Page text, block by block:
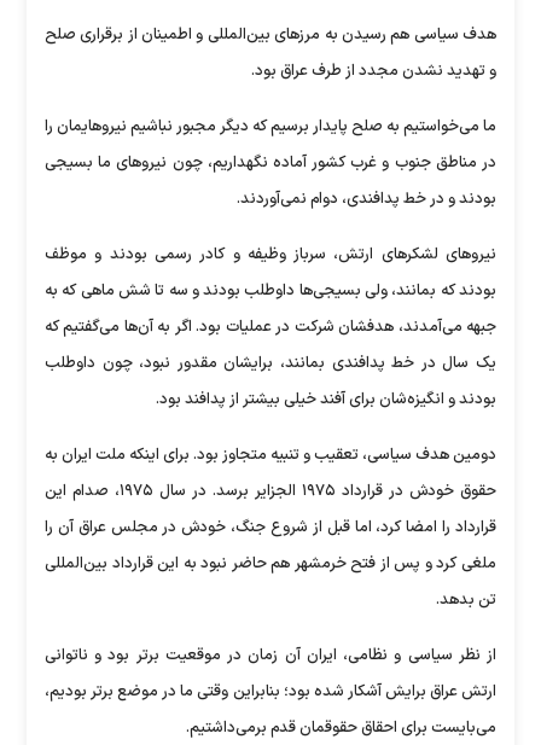
هدف سیاسی هم رسیدن به مرز‌های بین‌المللی و اطمینان از برقراری صلح
و تهدید نشدن مجدد از طرف عراق بود.
ما می‌خواستیم به صلح پایدار برسیم که دیگر مجبور نباشیم نیروهایمان را
در مناطق جنوب و غرب کشور آماده نگهداریم، چون نیرو‌های ما بسیجی
بودند و در خط پدافندی، دوام نمی‌آوردند.
نیرو‌های لشکر‌های ارتش، سرباز وظیفه و کادر رسمی بودند و موظف
بودند که بمانند، ولی بسیجی‌ها داوطلب بودند و سه تا شش ماهی که به
جبهه می‌آمدند، هدفشان شرکت در عملیات بود. اگر به آن‌ها می‌گفتیم که
یک سال در خط پدافندی بمانند، برایشان مقدور نبود، چون داوطلب
بودند و انگیزه‌شان برای آفند خیلی بیشتر از پدافند بود.
دومین هدف سیاسی، تعقیب و تنبیه متجاوز بود. برای اینکه ملت ایران به
حقوق خودش در قرارداد ۱۹۷۵ الجزایر برسد. در سال ۱۹۷۵، صدام این
قرارداد را امضا کرد، اما قبل از شروع جنگ، خودش در مجلس عراق آن را
ملغی کرد و پس از فتح خرمشهر هم حاضر نبود به این قرارداد بین‌المللی
تن بدهد.
از نظر سیاسی و نظامی، ایران آن زمان در موقعیت برتر بود و ناتوانی
ارتش عراق برایش آشکار شده بود؛ بنابراین وقتی ما در موضع برتر بودیم،
می‌بایست برای احقاق حقوقمان قدم برمی‌داشتیم.